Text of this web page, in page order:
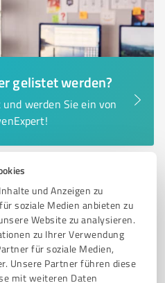
und Anzeigen zu
soziale Medien anbieten zu
Website zu analysieren.
zu Ihrer Verwendung
für soziale Medien,
Unsere Partner führen diese
mit weiteren Daten
gelistet werden?
werden Sie ein von
/ Gabriele
und Coaching